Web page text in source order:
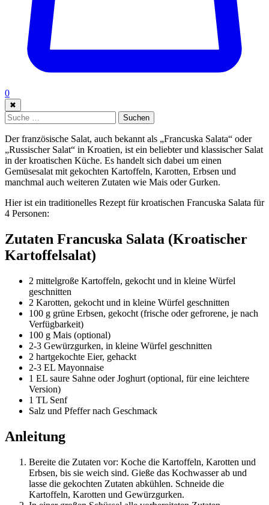
0
✖
Suche: Suchen
Der französische Salat, auch bekannt als „Francuska Salata“ oder
„Russischer Salat“ in Kroatien, ist ein beliebter und klassischer Salat
in der kroatischen Küche. Es handelt sich dabei um einen
Gemüsesalat mit gekochten Kartoffeln, Karotten, Erbsen und
manchmal auch weiteren Zutaten wie Mais oder Gurken.
Hier ist ein traditionelles Rezept für kroatischen Francuska Salata für
4 Personen:
Zutaten Francuska Salata (Kroatischer
Kartoffelsalat)
2 mittelgroße Kartoffeln, gekocht und in kleine Würfel
geschnitten
2 Karotten, gekocht und in kleine Würfel geschnitten
100 g grüne Erbsen, gekocht (frische oder gefrorene, je nach
Verfügbarkeit)
100 g Mais (optional)
2-3 Gewürzgurken, in kleine Würfel geschnitten
2 hartgekochte Eier, gehackt
2-3 EL Mayonnaise
1 EL saure Sahne oder Joghurt (optional, für eine leichtere
Version)
1 TL Senf
Salz und Pfeffer nach Geschmack
Anleitung
Bereite die Zutaten vor: Koche die Kartoffeln, Karotten und
Erbsen, bis sie weich sind. Gieße das Kochwasser ab und
lasse die gekochten Zutaten abkühlen. Schneide die
Kartoffeln, Karotten und Gewürzgurken.